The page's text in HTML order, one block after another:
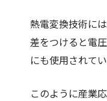
熱電変換技術に
差をつけると電
にも使用されてい
このように産業